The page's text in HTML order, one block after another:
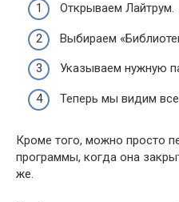
Открываем Лайтрум.
Выбираем
Указываем нужную
Теперь мы видим
Кроме того, можно просто
программы, когда она
же.